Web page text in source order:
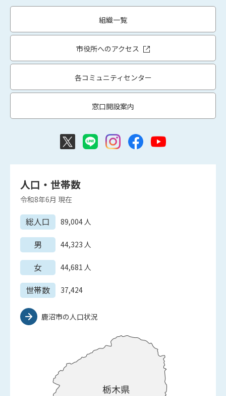
組織一覧
市役所へのアクセス
各コミュニティセンター
窓口開設案内
人口・世帯数
令和8年6月 現在
総人口 89,004人
男 44,323 人
女 44,681 人
世帯数 37,424
鹿沼市の人口状況